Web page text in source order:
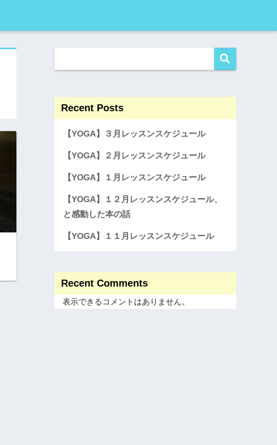
Recent Posts
【YOGA】３月レッスンスケジュール
【YOGA】２月レッスンスケジュール
【YOGA】１月レッスンスケジュール
【YOGA】１２月レッスンスケジュール、
と感動した本の話
【YOGA】１１月レッスンスケジュール
Recent Comments
表示できるコメントはありません。